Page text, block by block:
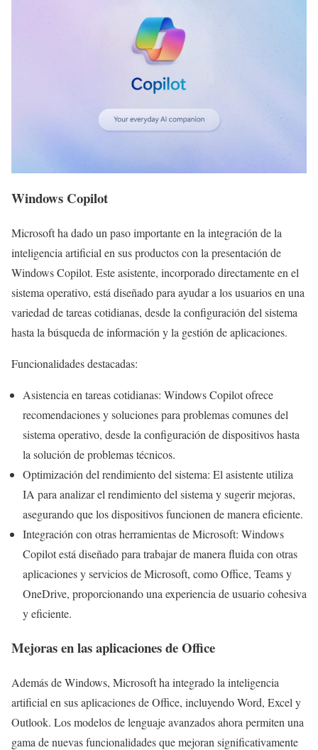
Windows Copilot
Microsoft ha dado un paso importante en la integración de la
inteligencia artificial en sus productos con la presentación de
Windows Copilot. Este asistente, incorporado directamente en el
sistema operativo, está diseñado para ayudar a los usuarios en una
variedad de tareas cotidianas, desde la configuración del sistema
hasta la búsqueda de información y la gestión de aplicaciones.
Funcionalidades destacadas:
Asistencia en tareas cotidianas: Windows Copilot ofrece
recomendaciones y soluciones para problemas comunes del
sistema operativo, desde la configuración de dispositivos hasta
la solución de problemas técnicos.
Optimización del rendimiento del sistema: El asistente utiliza
IA para analizar el rendimiento del sistema y sugerir mejoras,
asegurando que los dispositivos funcionen de manera eficiente.
Integración con otras herramientas de Microsoft: Windows
Copilot está diseñado para trabajar de manera fluida con otras
aplicaciones y servicios de Microsoft, como Office, Teams y
OneDrive, proporcionando una experiencia de usuario cohesiva
y eficiente.
Mejoras en las aplicaciones de Office
Además de Windows, Microsoft ha integrado la inteligencia
artificial en sus aplicaciones de Office, incluyendo Word, Excel y
Outlook. Los modelos de lenguaje avanzados ahora permiten una
gama de nuevas funcionalidades que mejoran significativamente